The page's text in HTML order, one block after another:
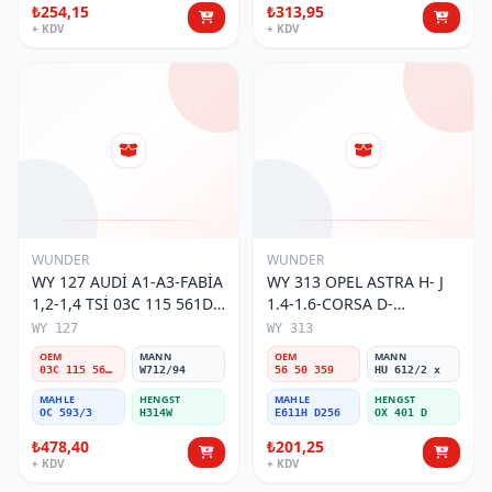
₺254,15
+ KDV
₺313,95
+ KDV
WUNDER
WY 127 AUDİ A1-A3-FABİA
1,2-1,4 TSİ 03C 115 561D
Yağ Filtresi
WY 127
OEM
03C 115 561D
MANN
W712/94
MAHLE
OC 593/3
HENGST
H314W
₺478,40
+ KDV
WUNDER
WY 313 OPEL ASTRA H- J
1.4-1.6-CORSA D-
iNSiGNiA-CRUZE 1.4 16v
56 50 359 Yağ Filtresi
WY 313
OEM
56 50 359
MANN
HU 612/2 x
MAHLE
E611H D256
HENGST
OX 401 D
₺201,25
+ KDV